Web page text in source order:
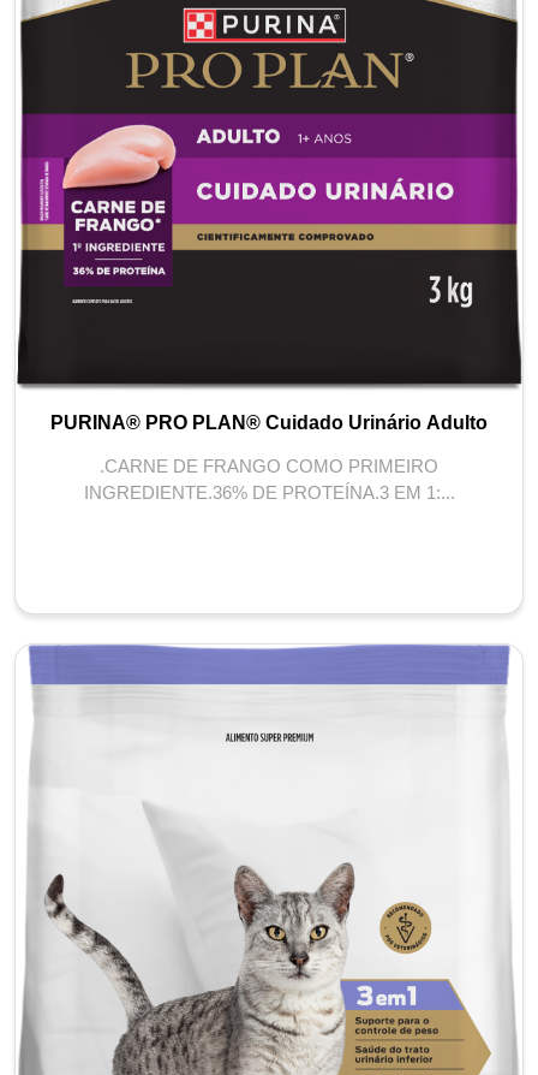
PURINA® PRO PLAN® Cuidado Urinário Adulto
.CARNE DE FRANGO COMO PRIMEIRO
INGREDIENTE.36% DE PROTEÍNA.3 EM 1:...